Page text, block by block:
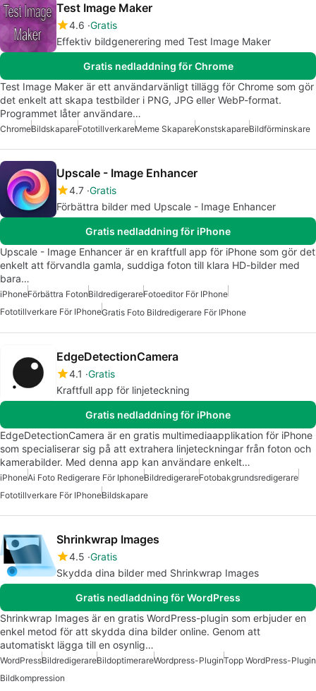
Test Image Maker
4.6 Gratis
Effektiv bildgenerering med Test Image Maker
Gratis nedladdning för Chrome
Test Image Maker är ett användarvänligt tillägg för Chrome som gör
det enkelt att skapa testbilder i PNG, JPG eller WebP-format.
Programmet låter användare…
ChromeBildskapareFototillverkareMeme SkapareKonstskapareBildförminskare
Upscale - Image Enhancer
4.7 Gratis
Förbättra bilder med Upscale - Image Enhancer
Gratis nedladdning för iPhone
Upscale - Image Enhancer är en kraftfull app för iPhone som gör det
enkelt att förvandla gamla, suddiga foton till klara HD-bilder med
bara…
iPhoneFörbättra FotonBildredigerareFotoeditor För IPhone
Fototillverkare För IPhoneGratis Foto Bildredigerare För IPhone
EdgeDetectionCamera
4.1 Gratis
Kraftfull app för linjeteckning
Gratis nedladdning för iPhone
EdgeDetectionCamera är en gratis multimediaapplikation för iPhone
som specialiserar sig på att extrahera linjeteckningar från foton och
kamerabilder. Med denna app kan användare enkelt…
iPhoneAi Foto Redigerare För IphoneBildredigerareFotobakgrundsredigerare
Fototillverkare För IPhoneBildskapare
Shrinkwrap Images
4.5 Gratis
Skydda dina bilder med Shrinkwrap Images
Gratis nedladdning för WordPress
Shrinkwrap Images är en gratis WordPress-plugin som erbjuder en
enkel metod för att skydda dina bilder online. Genom att
automatiskt lägga till en osynlig…
WordPressBildredigerareBildoptimerareWordpress-PluginTopp WordPress-Plugin
Bildkompression